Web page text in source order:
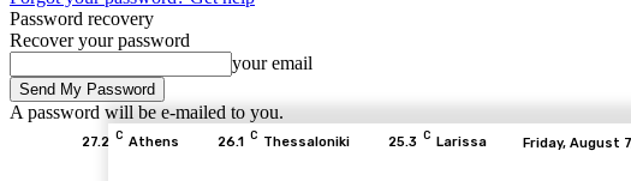
Password recovery
Recover your password
your email
A password will be e-mailed to you.
27.2 C Athens 26.1 C Thessaloniki 25.3 C Larissa Friday, August